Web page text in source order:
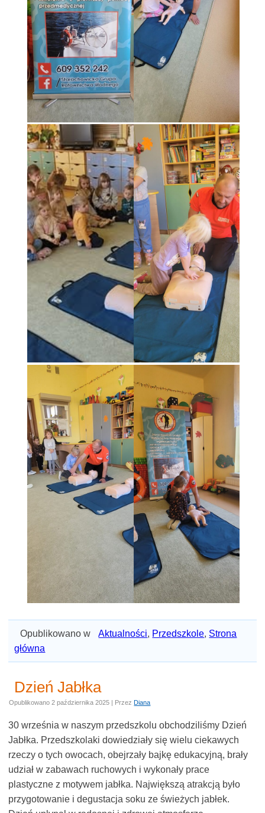
Opublikowano w Aktualności, Przedszkole, Strona
główna
Dzień Jabłka
Opublikowano 2 października 2025 | Przez Diana
30 września w naszym przedszkolu obchodziliśmy Dzień
Jabłka. Przedszkolaki dowiedziały się wielu ciekawych
rzeczy o tych owocach, obejrzały bajkę edukacyjną, brały
udział w zabawach ruchowych i wykonały prace
plastyczne z motywem jabłka. Największą atrakcją było
przygotowanie i degustacja soku ze świeżych jabłek.